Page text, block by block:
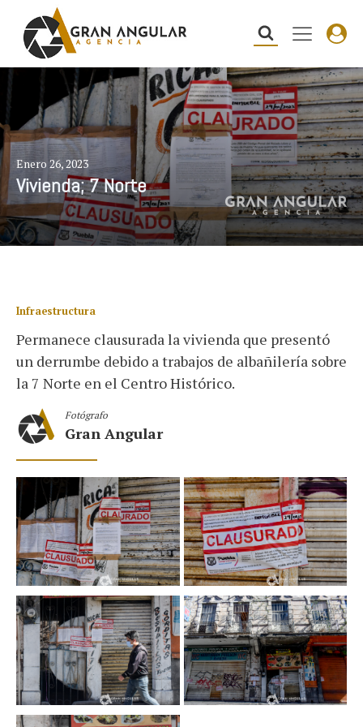
Enero 26, 2023
Vivienda; 7 Norte
Infraestructura
Permanece clausurada la vivienda que presentó
un derrumbe debido a trabajos de albañilería sobre
la 7 Norte en el Centro Histórico.
Fotógrafo
Gran Angular